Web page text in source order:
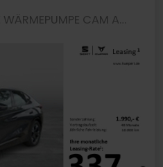
Tavascan ENDURANCE WÄRMEPUMPE CAM ACC LM19